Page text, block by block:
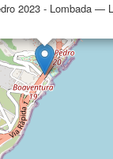
2023 - Lombada —